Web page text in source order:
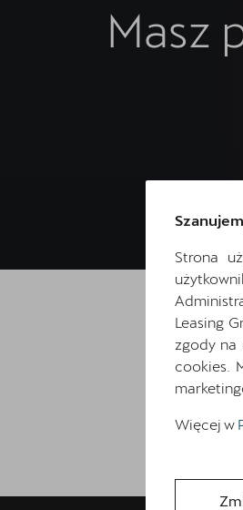
Masz
Strona
Leasing
zgody na
cookies.
Więcej w